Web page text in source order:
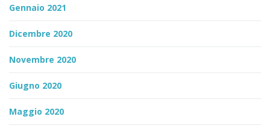
Gennaio 2021
Dicembre 2020
Novembre 2020
Giugno 2020
Maggio 2020